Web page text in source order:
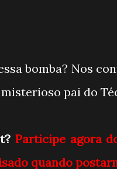
bomba? Nos
pai do
Participe agora
quando